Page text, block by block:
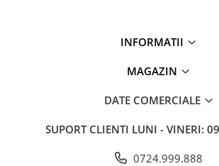
INFORMATII
MAGAZIN
DATE COMERCIALE
SUPORT CLIENTI LUNI - VINERI:
0724.999.888